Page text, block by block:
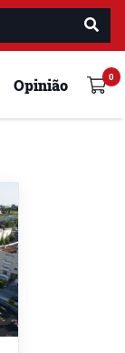
Opinião